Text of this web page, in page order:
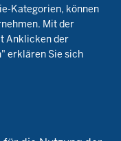
Kategorien, können
Mit der
Anklicken der
erklären Sie sich